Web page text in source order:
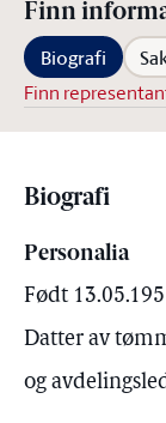
Finn
Biografi
Finn
Biografi
Personalia
Født
Datter av
og